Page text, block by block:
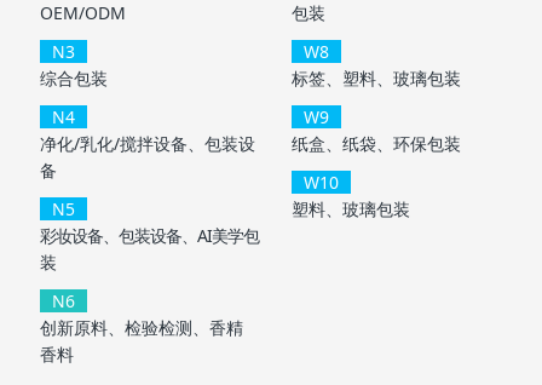
OEM/ODM
N3
综合包装
N4
净化/乳化/搅拌设备、包装设
备
N5
彩妆设备、包装设备、AI美学包
装
N6
创新原料、检验检测、香精
香料
包装
W8
标签、塑料、玻璃包装
W9
纸盒、纸袋、环保包装
W10
塑料、玻璃包装